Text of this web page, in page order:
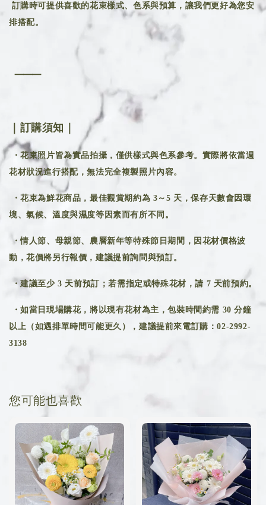
訂購時可提供喜歡的花束樣式、色系與預算，讓我們更好為您安
排搭配。
⸻
｜訂購須知｜
・花束照片皆為實品拍攝，僅供樣式與色系參考。實際將依當週
花材狀況進行搭配，無法完全複製照片內容。
・花束為鮮花商品，最佳觀賞期約為 3～5 天，保存天數會因環
境、氣候、溫度與濕度等因素而有所不同。
・情人節、母親節、農曆新年等特殊節日期間，因花材價格波
動，花價將另行報價，建議提前詢問與預訂。
・建議至少 3 天前預訂；若需指定或特殊花材，請 7 天前預約。
・如當日現場購花，將以現有花材為主，包裝時間約需 30 分鐘
以上（如遇排單時間可能更久），建議提前來電訂購：02-2992-
3138
您可能也喜歡